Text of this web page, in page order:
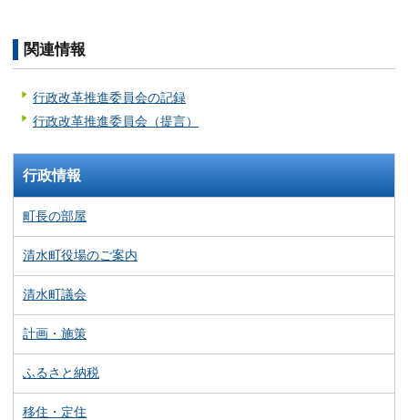
関連情報
行政改革推進委員会の記録
行政改革推進委員会（提言）
行政情報
町長の部屋
清水町役場のご案内
清水町議会
計画・施策
ふるさと納税
移住・定住